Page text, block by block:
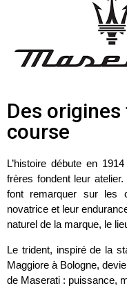
Des
course
L’histoire débute en 1914
frères fondent leur
font remarquer sur les
novatrice et leur
naturel de la marque, le
Le trident, inspiré de la
Maggiore à Bologne,
de Maserati : puissance,